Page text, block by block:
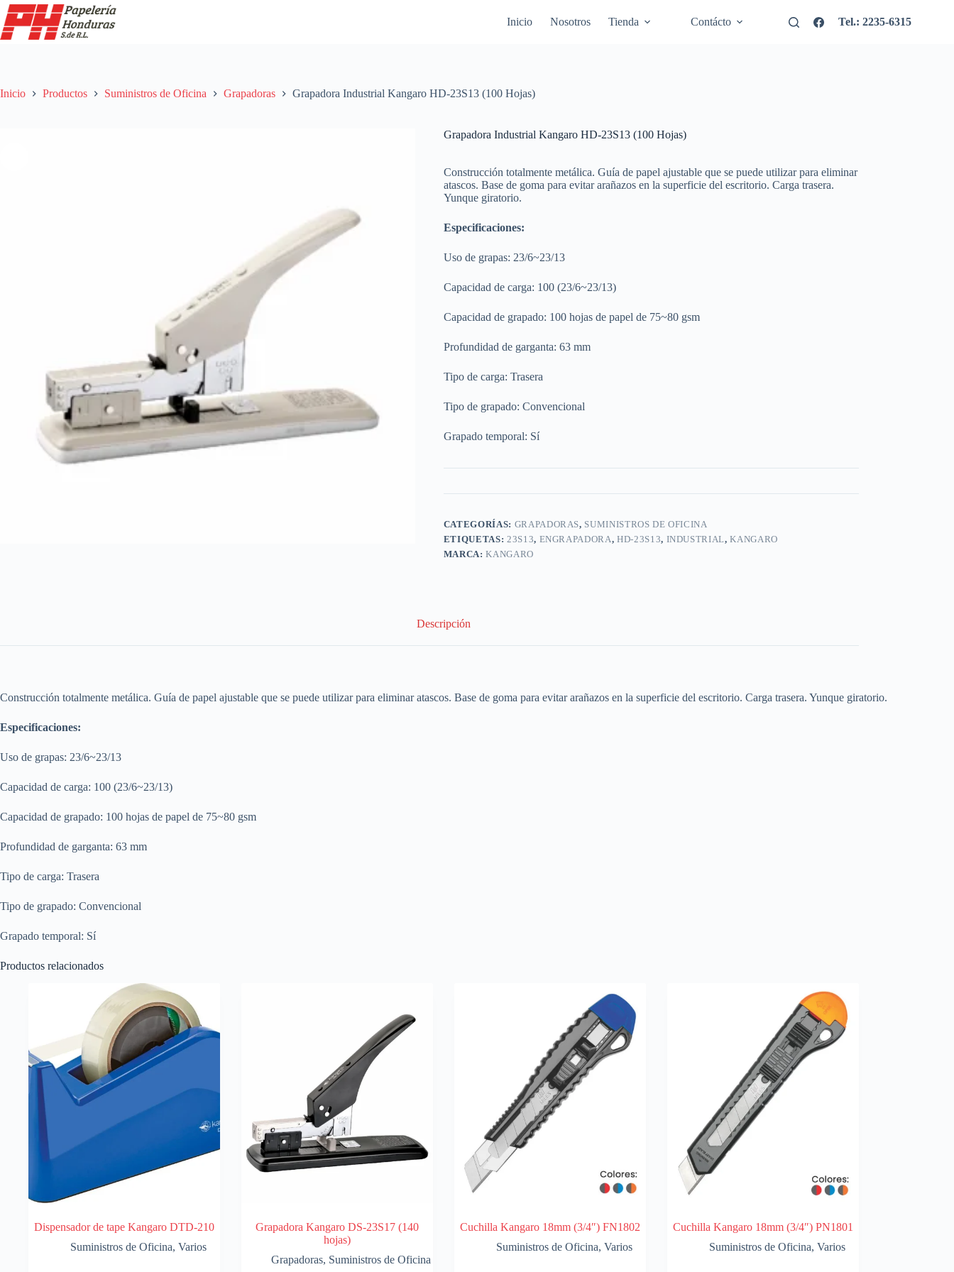
Saltar
al
contenido
Inicio Nosotros Tienda Contácto Tel.: 2235-6315
Inicio Productos Suministros de Oficina Grapadoras Grapadora Industrial Kangaro HD-23S13 (100 Hojas)
Grapadora Industrial Kangaro HD-23S13 (100 Hojas)
Construcción totalmente metálica. Guía de papel ajustable que se puede utilizar para eliminar
atascos. Base de goma para evitar arañazos en la superficie del escritorio. Carga trasera.
Yunque giratorio.
Especificaciones:
Uso de grapas: 23/6~23/13
Capacidad de carga: 100 (23/6~23/13)
Capacidad de grapado: 100 hojas de papel de 75~80 gsm
Profundidad de garganta: 63 mm
Tipo de carga: Trasera
Tipo de grapado: Convencional
Grapado temporal: Sí
CATEGORÍAS: GRAPADORAS, SUMINISTROS DE OFICINA
ETIQUETAS: 23S13, ENGRAPADORA, HD-23S13, INDUSTRIAL,KANGARO
MARCA:KANGARO
Descripción
Construcción totalmente metálica. Guía de papel ajustable que se puede utilizar para eliminar atascos. Base de goma para evitar arañazos en la superficie del escritorio. Carga trasera. Yunque giratorio.
Especificaciones:
Uso de grapas: 23/6~23/13
Capacidad de carga: 100 (23/6~23/13)
Capacidad de grapado: 100 hojas de papel de 75~80 gsm
Profundidad de garganta: 63 mm
Tipo de carga: Trasera
Tipo de grapado: Convencional
Grapado temporal: Sí
Productos relacionados
Dispensador de tape Kangaro DTD-210
Suministros de Oficina, Varios
Grapadora Kangaro DS-23S17 (140
hojas)
Grapadoras, Suministros de Oficina
Cuchilla Kangaro 18mm (3/4″) FN1802
Suministros de Oficina, Varios
Cuchilla Kangaro 18mm (3/4″) PN1801
Suministros de Oficina, Varios